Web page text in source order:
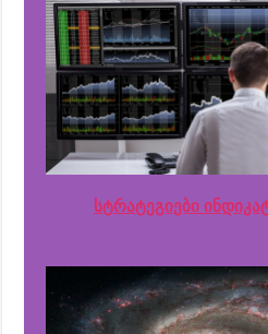
სტრატეგიები